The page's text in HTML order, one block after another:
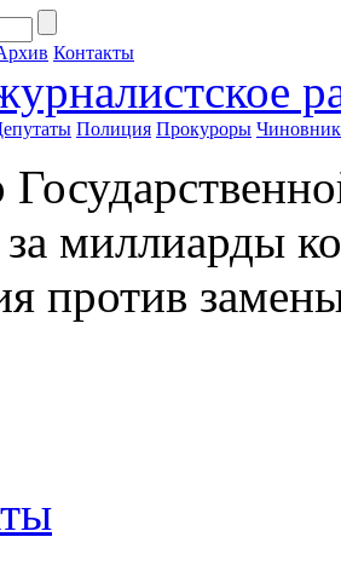
Контакты
Полиция Прокуроры
миллиарды
против